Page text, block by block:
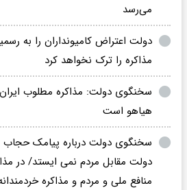
می‌رسد
دولت اعتراض کامیونداران را به
مذاکره را ترک نخواهد کرد
سخنگوی دولت: مذاکره مطلوب
هیاهو است
سخنگوی دولت درباره پیامک حجاب
دولت مقابل مردم نمی ایستد/ در
منافع ملی و مردم و مذاکره